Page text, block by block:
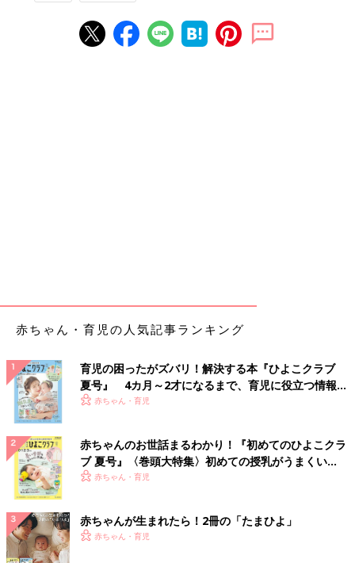
赤ちゃん・育児の人気記事ランキング
育児の困ったがズバリ！解決する本『ひよこクラブ
夏号』 4カ月～2才になるまで、育児に役立つ情報が
いっぱい！
赤ちゃん・育児
赤ちゃんのお世話まるわかり！『初めてのひよこクラ
ブ 夏号』〈巻頭大特集〉初めての授乳がうまくい
く！ おっぱい・ミルクの基本と夏のトラブル 解決テ
赤ちゃん・育児
赤ちゃんが生まれたら！2冊の「たまひよ」
赤ちゃん・育児